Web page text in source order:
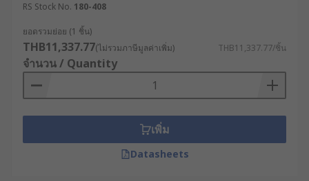
ได้ยินการใช้คำศัพท์ที่หลากหลายในการเรียกอุปกรณ์
กระจายสัญญาณ ซึ่งบ่อยครั้งก่อให้เกิดความสับสน
ระหว่างผู้ใช้งานและผู้ออกแบบระบบ เพื่อความเข้าใจที่
ถูกต้องตามมาตรฐานสากล เราจำเป็นต้องแยกแยะ
ความแตกต่างทางบริบทของคำศัพท์เหล่านี้ เช่น
เน็ตเวิร์กสวิตซ์ : คือคำศัพท์มาตรฐานทางเทคนิค
ในยุคปัจจุบันที่ถูกต้องและเป็นทางการที่สุด ใช้
RS Stock No. 180-408
ยอดรวมย่อย (1 ชิ้น)
THB11,337.77(ไม่รวมภาษีมูลค่าเพิ่ม) THB11,337.77/ชิ้น
จำนวน / Quantity
เพิ่ม
Datasheets